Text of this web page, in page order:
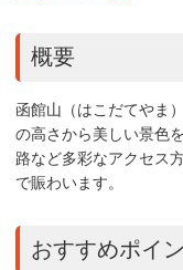
概要
函館山（はこだてやま
の高さから美しい景色
路など多彩なアクセス
で賑わいます。
おすすめポイ